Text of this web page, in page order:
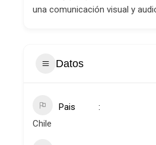
una comunicación visual y
Datos
Pais
Chile